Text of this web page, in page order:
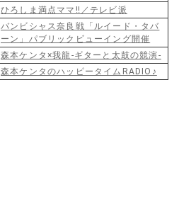
ひろしま満点ママ‼／テレビ派
バンビシャス奈良戦「ルイード・タバ
ーン」パブリックビューイング開催
森本ケンタ×我龍-ギターと太鼓の競演-
森本ケンタのハッピータイムRADIO♪